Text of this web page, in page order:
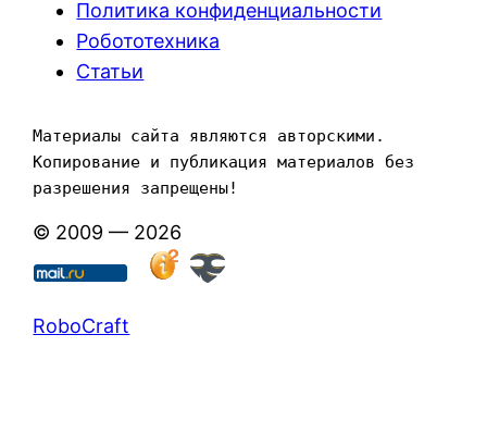
Политика конфиденциальности
Робототехника
Статьи
Материалы сайта являются авторскими.
Копирование и публикация материалов без
разрешения запрещены!
© 2009 — 2026
RoboCraft